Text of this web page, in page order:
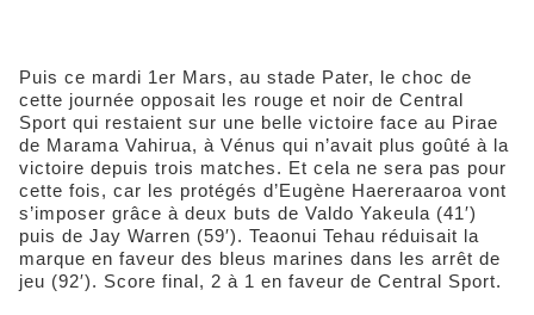
Puis ce mardi 1er Mars, au stade Pater, le choc de
cette journée opposait les rouge et noir de Central
Sport qui restaient sur une belle victoire face au Pirae
de Marama Vahirua, à Vénus qui n’avait plus goûté à la
victoire depuis trois matches. Et cela ne sera pas pour
cette fois, car les protégés d’Eugène Haereraaroa vont
s’imposer grâce à deux buts de Valdo Yakeula (41′)
puis de Jay Warren (59′). Teaonui Tehau réduisait la
marque en faveur des bleus marines dans les arrêt de
jeu (92′). Score final, 2 à 1 en faveur de Central Sport.